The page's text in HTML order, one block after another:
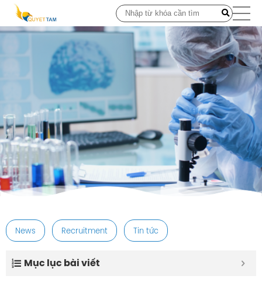
post
News Recruitment Tin tức
Mục lục bài viết